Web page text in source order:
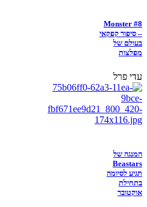
Monster #8
– סיפור קפקאי
בעולם של
מפלצות
עדי פרל
המנגה של
Beastars
תגיע לסיומה
בתחילת
אוקטובר